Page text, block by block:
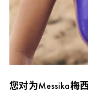
您对为Messika梅